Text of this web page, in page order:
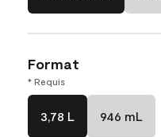
Format
* Requis
3,78 L 946 mL